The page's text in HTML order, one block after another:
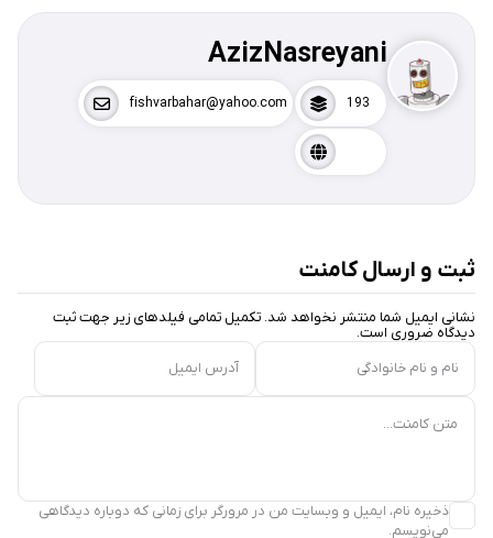
AzizNasreyani
193
fishvarbahar@yahoo.com
ثبت و ارسال کامنت
نشانی ایمیل شما منتشر نخواهد شد. تکمیل تمامی فیلد‌های زیر جهت ثبت
دیدگاه ضروری است.
نام و نام خانوادگی
آدرس ایمیل
متن کامنت...
ذخیره نام، ایمیل و وبسایت من در مرورگر برای زمانی که دوباره دیدگاهی
می‌نویسم.